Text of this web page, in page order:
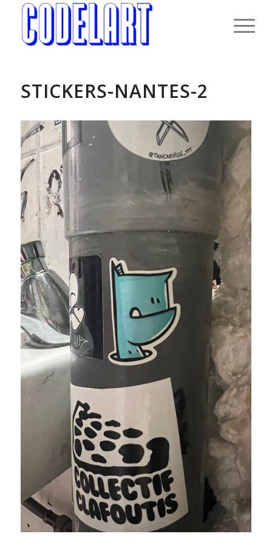
STICKERS-NANTES-2